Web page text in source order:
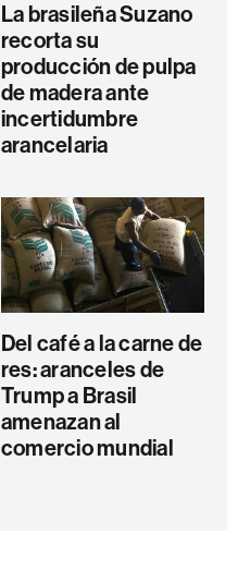
La brasileña Suzano
recorta su
producción de pulpa
de madera ante
incertidumbre
arancelaria
Del café a la carne de
res: aranceles de
Trump a Brasil
amenazan al
comercio mundial